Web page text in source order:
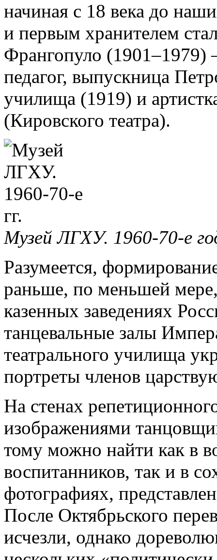
начиная с 18 века до
и первым хранителем
Франгопуло (1901–1979)
педагог, выпускница
училища (1919) и
(Кировского театра).
Музей ЛГХУ. 1960-70-е
Разумеется,
раньше, по меньшей
казенных заведениях
танцевальные залы
театрального училища
портреты членов
На стенах
изображениями
тому можно найти как в
воспитанников, так и в
фотографиях,
После Октябрьского
исчезли, однако